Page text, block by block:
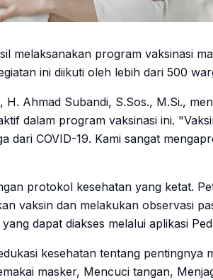
melaksanakan program vaksinasi
ini diikuti oleh lebih dari 500
Ahmad Subandi, S.Sos., M.Si.,
dalam program vaksinasi ini.
dari COVID-19. Kami sangat
protokol kesehatan yang ketat.
vaksin dan melakukan observasi
dapat diakses melalui aplikasi
kesehatan tentang pentingnya
masker, Mencuci tangan,